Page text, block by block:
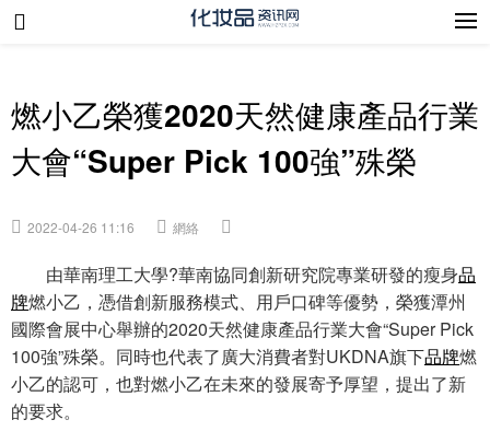
燃小乙榮獲2020天然健康產品行業
大會“Super Pick 100強”殊榮
2022-04-26 11:16 網絡
由華南理工大學?華南協同創新研究院專業研發的瘦身品
牌燃小乙，憑借創新服務模式、用戶口碑等優勢，榮獲潭州
國際會展中心舉辦的2020天然健康產品行業大會“Super Pick
100強”殊榮。同時也代表了廣大消費者對UKDNA旗下品牌燃
小乙的認可，也對燃小乙在未來的發展寄予厚望，提出了新
的要求。